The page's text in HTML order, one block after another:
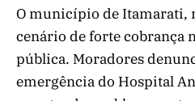
O município de Itamarati,
cenário de forte cobrança
pública. Moradores
emergência do Hospital